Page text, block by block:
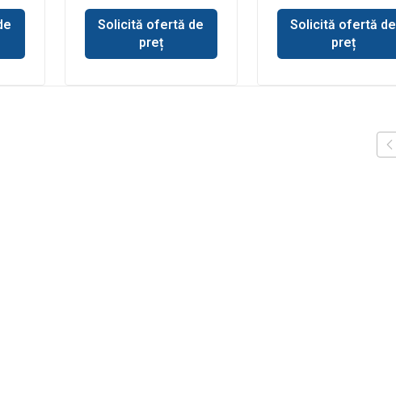
Solicită ofertă de
preț
Solicită ofertă de
preț